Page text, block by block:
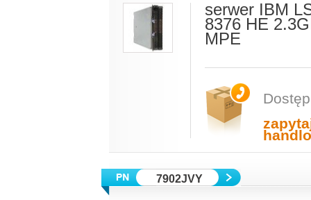
serwer IBM
8376 HE
MPE
7902JVY